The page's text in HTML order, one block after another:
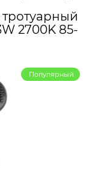
2700K 85-
Популярный